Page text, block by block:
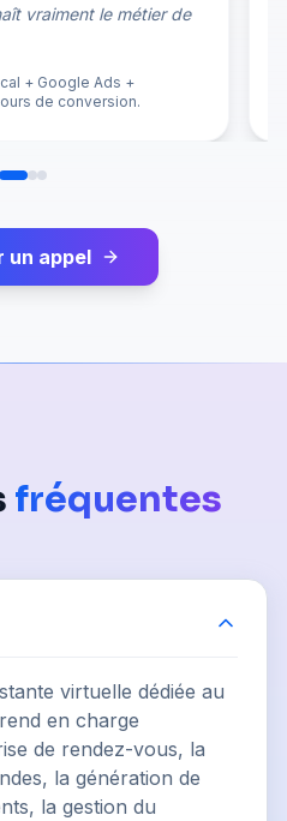
vraiment le métier de
+ Google Ads +
de conversion.
un appel
fréquentes
virtuelle dédiée au
en charge
de rendez-vous, la
la génération de
la gestion du